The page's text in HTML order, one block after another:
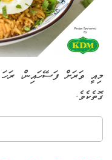
މިއީ ވަރަށް ފަސޭހައިން،
ގޮތެކެވެ.